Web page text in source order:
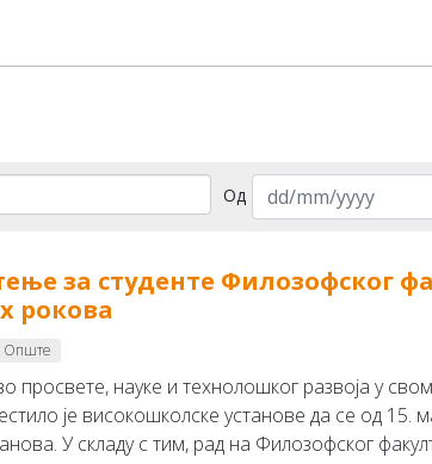
Од
за студенте Филозофског
рокова
Опште
просвете, науке и технолошког развоја у
је високошколске установе да се од 15.
У складу с тим, рад на Филозофског